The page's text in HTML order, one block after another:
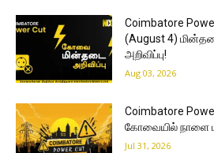
Coimbatore
(August 4)
அறிவிப்பு!
Aug 03, 2026
Coimbatore
கோவையில் நாளை
Jul 31, 2026